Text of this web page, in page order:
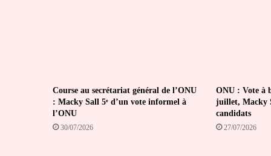
Course au secrétariat général de l’ONU
: Macky Sall 5ᵉ d’un vote informel à
l’ONU
30/07/2026
ONU : Vote à
juillet, Macky
candidats
27/07/2026